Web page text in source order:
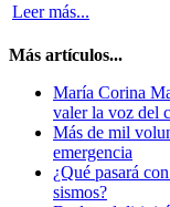
Leer más...
Más artículos...
María Corina
valer la voz del
Más de mil
emergencia
¿Qué pasará
sismos?